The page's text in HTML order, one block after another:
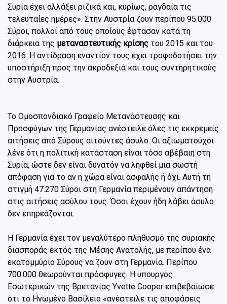
Συρία έχει αλλάξει ριζικά και, κυρίως, ραγδαία τις
τελευταίες ημέρες». Στην Αυστρία ζουν περίπου 95.000
Σύροι, πολλοί από τους οποίους έφτασαν κατά τη
διάρκεια της μεταναστευτικής κρίσης του 2015 και του
2016. Η αντίδραση εναντίον τους έχει τροφοδοτήσει την
υποστήριξη προς την ακροδεξιά και τους συντηρητικούς
στην Αυστρία.
Το Ομοσπονδιακό Γραφείο Μετανάστευσης και
Προσφύγων της Γερμανίας ανέστειλε όλες τις εκκρεμείς
αιτήσεις από Σύρους αιτούντες άσυλο. Οι αξιωματούχοι
λένε ότι η πολιτική κατάσταση είναι τόσο αβέβαιη στη
Συρία, ώστε δεν είναι δυνατόν να ληφθεί μια σωστή
απόφαση για το αν η χώρα είναι ασφαλής ή όχι. Αυτή τη
στιγμή 47.270 Σύροι στη Γερμανία περιμένουν απάντηση
στις αιτήσεις ασύλου τους. Όσοι έχουν ήδη λάβει άσυλο
δεν επηρεάζονται.
Η Γερμανία έχει τον μεγαλύτερο πληθυσμό της συριακής
διασποράς εκτός της Μέσης Ανατολής, με περίπου ένα
εκατομμύριο Σύρους να ζουν στη Γερμανία. Περίπου
700.000 θεωρούνται πρόσφυγες. Η υπουργός
Εσωτερικών της Βρετανίας Yvette Cooper επιβεβαίωσε
ότι το Ηνωμένο Βασίλειο «ανέστειλε τις αποφάσεις